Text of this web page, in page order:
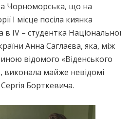
Чорноморська, що на
І місце посіла киянка
IV – студентка Національної
Анна Саглаєва, яка, між
відомого «Віденського
майже невідомі
Борткевича.